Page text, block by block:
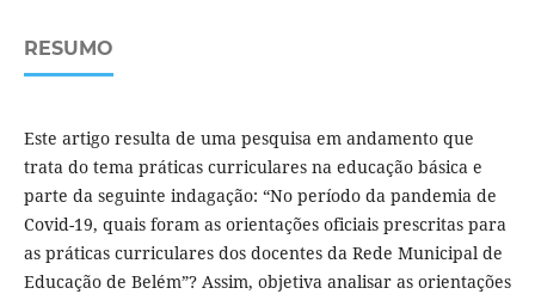
RESUMO
Este artigo resulta de uma pesquisa em andamento que
trata do tema práticas curriculares na educação básica e
parte da seguinte indagação: “No período da pandemia de
Covid-19, quais foram as orientações oficiais prescritas para
as práticas curriculares dos docentes da Rede Municipal de
Educação de Belém”? Assim, objetiva analisar as orientações